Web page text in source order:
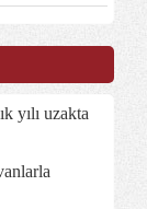
yılı uzakta